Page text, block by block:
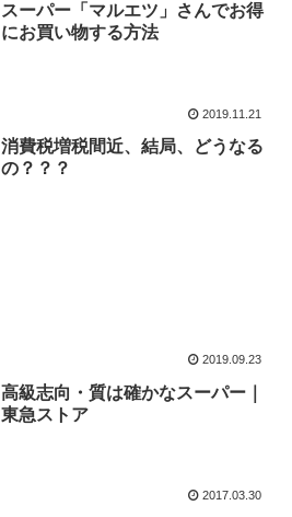
スーパー「マルエツ」さんでお得
にお買い物する方法
2019.11.21
消費税増税間近、結局、どうなる
の？？？
2019.09.23
高級志向・質は確かなスーパー｜
東急ストア
2017.03.30